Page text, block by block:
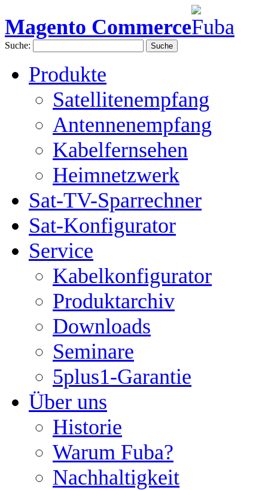
Magento Commerce
Suche: Suche
Produkte
Satellitenempfang
Antennenempfang
Kabelfernsehen
Heimnetzwerk
Sat-TV-Sparrechner
Sat-Konfigurator
Service
Kabelkonfigurator
Produktarchiv
Downloads
Seminare
5plus1-Garantie
Über uns
Historie
Warum Fuba?
Nachhaltigkeit